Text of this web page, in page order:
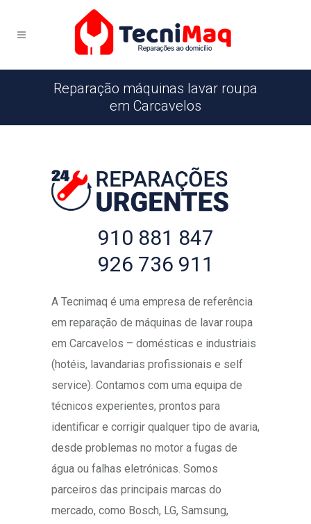
Reparação máquinas lavar roupa
em Carcavelos
910 881 847
926 736 911
A Tecnimaq é uma empresa de referência
em reparação de máquinas de lavar roupa
em Carcavelos – domésticas e industriais
(hotéis, lavandarias profissionais e self
service). Contamos com uma equipa de
técnicos experientes, prontos para
identificar e corrigir qualquer tipo de avaria,
desde problemas no motor a fugas de
água ou falhas eletrónicas. Somos
parceiros das principais marcas do
mercado, como Bosch, LG, Samsung,